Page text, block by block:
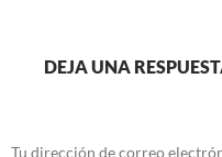
DEJA UNA
Tu dirección de correo